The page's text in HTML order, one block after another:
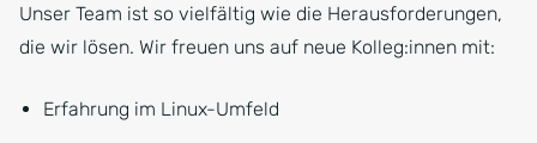
Unser Team ist so vielfältig wie die Herausforderungen,
die wir lösen. Wir freuen uns auf neue Kolleg:innen mit:
Erfahrung im Linux-Umfeld